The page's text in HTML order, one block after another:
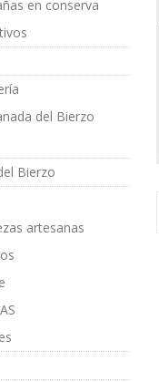
en conserva
del Bierzo
Bierzo
artesanas